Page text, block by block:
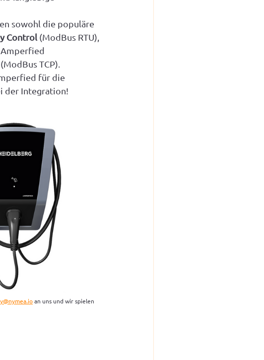
sowohl die populäre
Control (ModBus RTU),
Amperfied
TCP).
für die
der Integration!
an uns und wir spielen